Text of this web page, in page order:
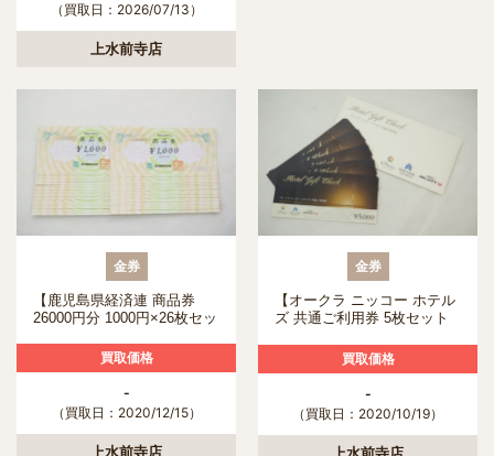
（買取日：2026/07/13）
上水前寺店
金券
【鹿児島県経済連 商品券
26000円分 1000円×26枚セッ
客様より買取させて頂きまし
た！
買取価格
-
（買取日：2020/12/15）
上水前寺店
金券
【オークラ ニッコー ホテル
ズ 共通ご利用券 5枚セット
より買取させて頂きました！
買取価格
-
（買取日：2020/10/19）
上水前寺店